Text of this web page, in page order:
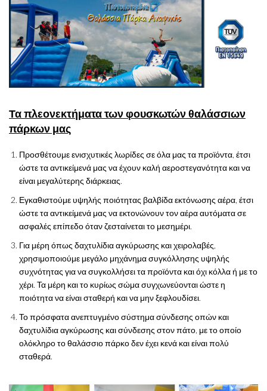
Τα πλεονεκτήματα των φουσκωτών θαλάσσιων
πάρκων μας
Προσθέτουμε ενισχυτικές λωρίδες σε όλα μας τα προϊόντα, έτσι
ώστε τα αντικείμενά μας να έχουν καλή αεροστεγανότητα και να
είναι μεγαλύτερης διάρκειας.
Εγκαθιστούμε υψηλής ποιότητας βαλβίδα εκτόνωσης αέρα, έτσι
ώστε τα αντικείμενά μας να εκτονώνουν τον αέρα αυτόματα σε
ασφαλές επίπεδο όταν ζεσταίνεται το μεσημέρι.
Για μέρη όπως δαχτυλίδια αγκύρωσης και χειρολαβές,
χρησιμοποιούμε μεγάλο μηχάνημα συγκόλλησης υψηλής
συχνότητας για να συγκολλήσει τα προϊόντα και όχι κόλλα ή με το
χέρι. Τα μέρη και το κυρίως σώμα συγχωνεύονται ώστε η
ποιότητα να είναι σταθερή και να μην ξεφλουδίσει.
Το πρόσφατα ανεπτυγμένο σύστημα σύνδεσης οπών και
δαχτυλίδια αγκύρωσης και σύνδεσης στον πάτο, με το οποίο
ολόκληρο το θαλάσσιο πάρκο δεν έχει κενά και είναι πολύ
σταθερά.